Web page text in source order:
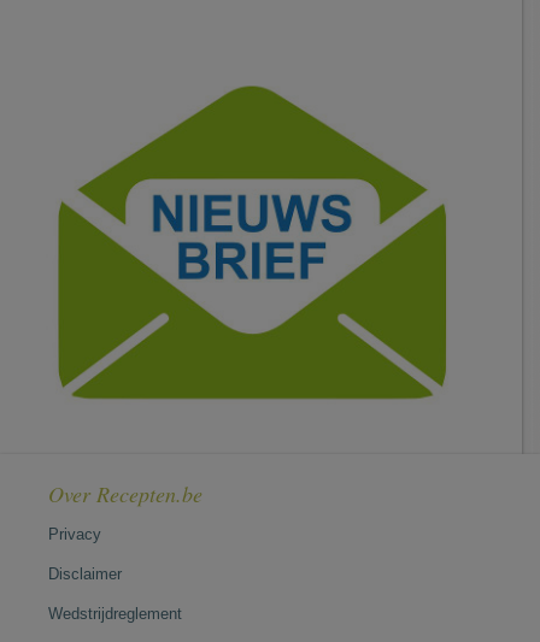
Over Recepten.be
Privacy
Disclaimer
Wedstrijdreglement